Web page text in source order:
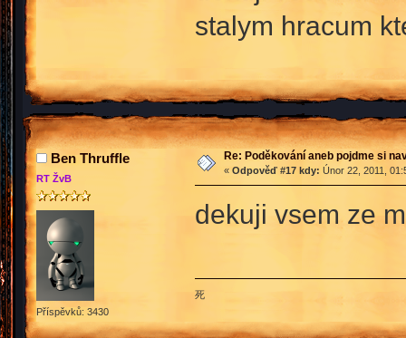
stalym hracum
Ben Thruffle
RT ŽvB
Příspěvků: 3430
Re: Poděkování aneb pojdme si
« Odpověď #17 kdy: Únor 22, 2011,
dekuji vsem ze
死